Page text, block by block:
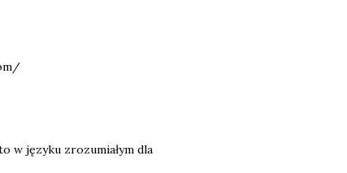
w języku zrozumiałym dla